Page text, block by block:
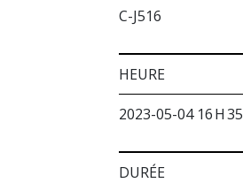
C-J516
HEURE
2023-05-04 16 H 35
DURÉE